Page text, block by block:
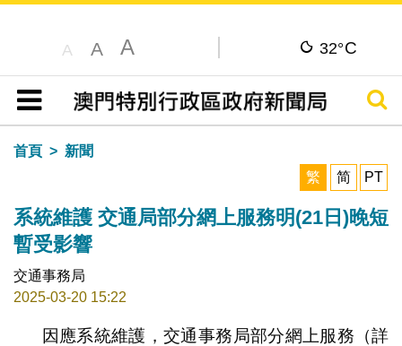
A A A 32°C
目錄
搜尋
首頁
新聞
繁
简 PT
系統維護 交通局部分網上服務明(21日)晚短
暫受影響
交通事務局
2025-03-20 15:22
因應系統維護，交通事務局部分網上服務（詳